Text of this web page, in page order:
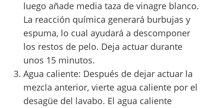
luego añade media taza de vinagre blanco.
La reacción química generará burbujas y
espuma, lo cual ayudará a descomponer
los restos de pelo. Deja actuar durante
unos 15 minutos.
Agua caliente: Después de dejar actuar la
mezcla anterior, vierte agua caliente por el
desagüe del lavabo. El agua caliente